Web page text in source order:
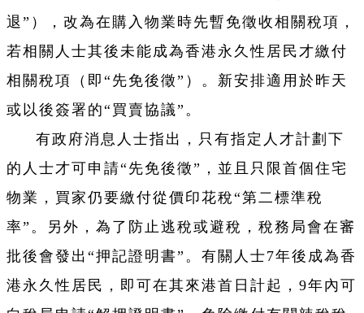
退”），改為在購入物業時先暫免徵收相關稅項，
若相關人士其後未能成為香港永久性居民才繳付
相關稅項（即“先免後徵”）。新安排適用於昨天
或以後簽署的“買賣協議”。
有政府消息人士指出，只有指定人才計劃下
的人士才可申請“先免後徵”，並且只限首個住宅
物業，買家仍要繳付從價印花稅“第二標準稅
率”。另外，為了防止逃稅或避稅，稅務局會在審
批後會發出“押記證明書”。有關人士7年後成為香
港永久性居民，即可在其來港首日計起，9年內可